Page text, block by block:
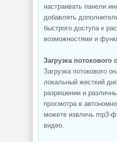
настраивать панели
добавлять
быстрого доступа к
возможностями и
Загрузка потокового
Загрузка потокового
локальный жесткий
разрешении и
просмотра в
можете извлечь mp3-
видео.